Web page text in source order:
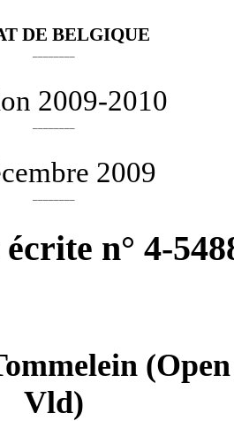
DE BELGIQUE
2009-2010
2009
n° 4-
(Open
Vld)